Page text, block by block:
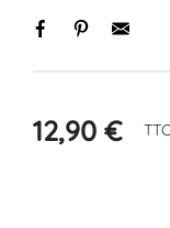
12,90 € TTC